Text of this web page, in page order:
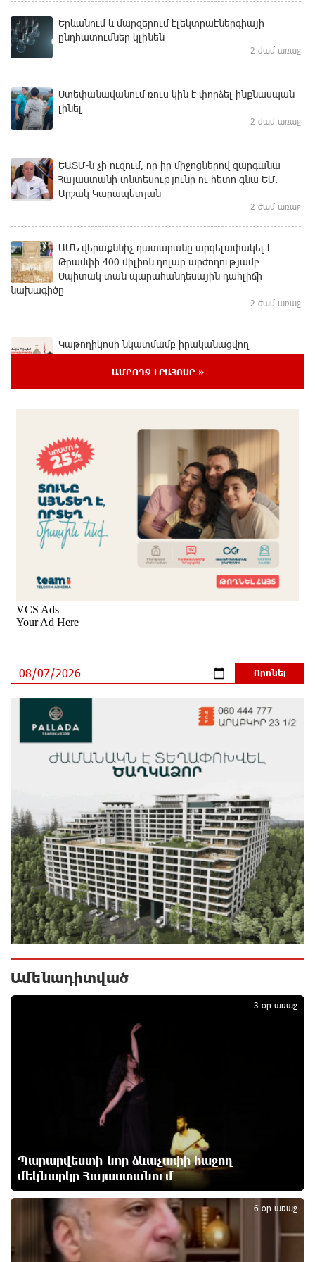
Երևանում և մարզերում էլեկտրաէներգիայի
ընդհատումներ կլինեն
2 ժամ առաջ
Ստեփանավանում ռուս կին է փորձել ինքնասպան
լինել
2 ժամ առաջ
ԵԱՏՄ֊ն չի ուզում, որ իր միջոցներով զարգանա
Հայաստանի տնտեսությունը ու հետո գնա ԵՄ.
Արշակ Կարապետյան
2 ժամ առաջ
ԱՄՆ վերաքննիչ դատարանը արգելափակել է
Թրամփի 400 միլիոն դոլար արժողությամբ
Սպիտակ տան պարահանդեսային դահլիճի
նախագիծը
2 ժամ առաջ
Կաթողիկոսի նկատմամբ իրականացվող
բռնադատավարությունը միահեծան իշխանության
հետևանք է. Հանրային Դաշինք
Մեր երկրում իշխանության և ընդդիմության
անվերջանալի պայքարում տուժում է միայն ու
միայն ՀՀ քաղաքացին. Աննա Կոստանյան
2 ժամ առաջ
Փրկարարները հայտանաբերել են մոլորված
զբոսաշրջիկներին
մեկ ժամ առաջ
ԼՀԿ-ն պահանջում է դադարեցնել Գարեգին Բ-ի և
պայթյունի հետևանքով 55-ամյա տղամարդը
այրվածքներով տեղափոխվել է
մեկ ժամ առաջ
Սլովակիայի արևելքում արտակարգ դրություն է
հայտարարվել շոգի ալիքների պատճառով
Երթևեկության կազմակերպման փոփոխություն
տեղի կունենա
32 րոպե առաջ
Հայաստանի հավաքականի նախկին մարզիչը
կգլխավորի Ղազախստանի հավաքականը
13 րոպե առաջ
ԱԱԾ-ն զեկույց է ներկայացրել
Թրամփը ասել է, որ հանրապետականները կարող
են պարտվել Կոնգրեսի միջանկյալ
ընտրություններում
«ՀայաՔվեի» անդամները ևս Վաղարշապատի
դատարանի բակում են` հաջակցություն Հայ
առաքելական եկեղեցու և նրա Հովվապետի
Օգոստոսի 7-ը ասորի ժողովրդի ցեղասպանության
հիշատակի օրն է․ Ուժեղ Հայաստան
ԱՄԲՈՂՋ ԼՐԱՀՈՍԸ »
Ամենադիտված
Պարարվեստի նոր ձևաչափի հաջող
մեկնարկը Հայաստանում
3 օր առաջ
1
6 օր առաջ
2